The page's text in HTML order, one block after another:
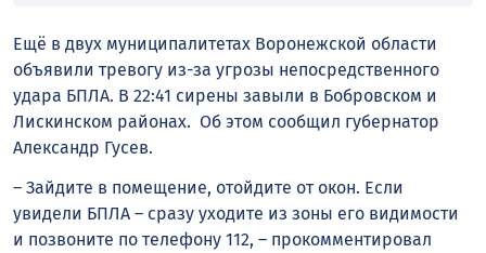
Ещё в двух муниципалитетах Воронежской области
объявили тревогу из-за угрозы непосредственного
удара БПЛА. В 22:41 сирены завыли в Бобровском и
Лискинском районах. Об этом сообщил губернатор
Александр Гусев.
– Зайдите в помещение, отойдите от окон. Если
увидели БПЛА – сразу уходите из зоны его видимости
и позвоните по телефону 112, – прокомментировал